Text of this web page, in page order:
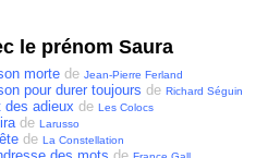
le prénom Saura
morte de Jean-Pierre Ferland
pour durer toujours de Richard Séguin
des adieux de Les Colocs
de Larusso
de La Constellation